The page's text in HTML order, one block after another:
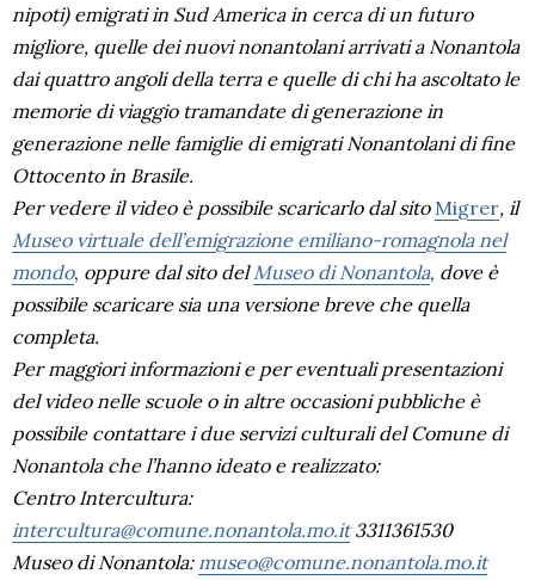
nipoti) emigrati in Sud America in cerca di un futuro
migliore, quelle dei nuovi nonantolani arrivati a Nonantola
dai quattro angoli della terra e quelle di chi ha ascoltato le
memorie di viaggio tramandate di generazione in
generazione nelle famiglie di emigrati Nonantolani di fine
Ottocento in Brasile.
Per vedere il video è possibile scaricarlo dal sito Migrer, il
Museo virtuale dell’emigrazione emiliano-romagnola nel
mondo, oppure dal sito del Museo di Nonantola, dove è
possibile scaricare sia una versione breve che quella
completa.
Per maggiori informazioni e per eventuali presentazioni
del video nelle scuole o in altre occasioni pubbliche è
possibile contattare i due servizi culturali del Comune di
Nonantola che l’hanno ideato e realizzato:
Centro Intercultura:
intercultura@comune.nonantola.mo.it3311361530
Museo di Nonantola: museo@comune.nonantola.mo.it